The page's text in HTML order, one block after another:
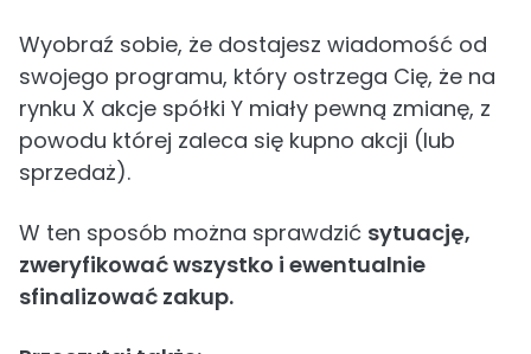
Wyobraź sobie, że dostajesz wiadomość od
swojego programu, który ostrzega Cię, że na
rynku X akcje spółki Y miały pewną zmianę, z
powodu której zaleca się kupno akcji (lub
sprzedaż).
W ten sposób można sprawdzić sytuację,
zweryfikować wszystko i ewentualnie
sfinalizować zakup.